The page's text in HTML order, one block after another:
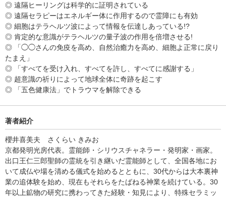
◎ 遠隔ヒーリングは科学的に証明されている
◎ 遠隔セラピーはエネルギー体に作用するので霊障にも有効
◎ 細胞はテラヘルツ波によって情報を伝達しあっている!?
◎ 肯定的な意識がテラヘルツの量子波の作用を倍増させる!
◎ 「◯◯さんの免疫を高め、自然治癒力を高め、細胞よ正常に戻り
たまえ」
◎ 「すべてを受け入れ、すべてを許し、すべてに感謝する」
◎ 超意識の祈りによって地球全体に奇跡を起こす
◎ 「五色健康法」でトラウマを解除できる
著者紹介
櫻井喜美夫 さくらい きみお
京都発明光房代表。霊能師・シリウスチャネラー・発明家・画家。
出口王仁三郎聖師の霊統を引き継いだ霊能師として、全国各地にお
いて成仏や場を清める儀式を始めるとともに、30代からは大本裏神
業の追体験を始め、現在もそれらをたばねる神業を続けている。30
年以上鉱物の研究に携わってきた経験・知見により、特殊セラミッ